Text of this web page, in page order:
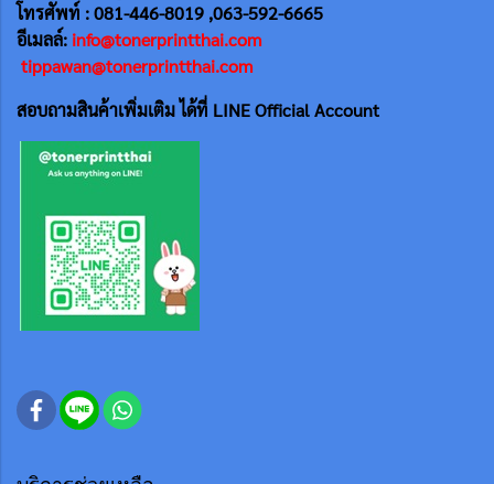
โทรศัพท์ : 081-446-8019 ,063-592-6665
อีเมลล์: info@tonerprintthai.com
tippawan@tonerprintthai.com
สอบถามสินค้าเพิ่มเติม ได้ที่ LINE Official Account